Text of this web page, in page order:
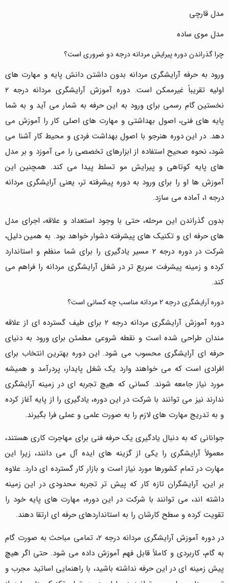
مدل قارچی
مدل موی ساده
چرا گذراندن دوره پیرایش مردانه درجه دو ضروری است؟
ورود به حرفه آرایشگری مردانه بدون داشتن دانش پایه و مهارت های
اولیه تقریباً غیرممکن است. دوره آموزش آرایشگری مردانه درجه ۲
نخستین گام رسمی برای ورود به این حرفه به شمار می آید و به شما
پایه های فنی، اصول بهداشتی و مهارت های اصلی کار را آموزش می
دهد. در این دوره هنرجو با اصول بهداشت فردی و محیط کار آشنا می
شود، نحوه صحیح استفاده از ابزارهای تخصصی را می آموزد و بر مدل
های پایه کوتاهی و پیرایش مو تسلط پیدا می کند. همچنین این
آموزش ها او را برای ورود به دوره پیشرفته تر، یعنی آرایشگری مردانه
درجه ۱، آماده می سازد.
بدون گذراندن این مرحله، حتی با وجود استعداد و علاقه، اجرای مدل
های حرفه ای و تکنیک های پیشرفته دشوار خواهد بود. به همین دلیل،
شرکت در دوره درجه ۲ مسیر یادگیری را برای شما منظم و استاندارد
کرده و زمینه پیشرفت سریع تر در شغل آرایشگری مردانه را فراهم می
کند.
دوره آرایشگری درجه 2 مردانه مناسب چه کسانی است؟
دوره آموزش آرایشگری مردانه درجه ۲ برای طیف گسترده ای از علاقه
مندان طراحی شده است و نقطه شروعی مطمئن برای ورود به دنیای
حرفه ای آرایشگری محسوب می شود. این دوره بهترین انتخاب برای
افرادی است که می خواهند وارد یک شغل پایدار، پردرآمد و همیشه
مورد نیاز جامعه شوند. کسانی که هیچ تجربه ای در زمینه آرایشگری
ندارند نیز می توانند با شرکت در این دوره، یادگیری را از پایه آغاز کرده
و به تدریج مهارت های لازم را به صورت علمی و عملی فرا بگیرند.
جوانانی که به دنبال یادگیری یک حرفه فنی برای مهاجرت کاری هستند،
معمولاً آرایشگری را یکی از گزینه های ایده آل می دانند، زیرا این
مهارت در تمام کشورها مورد نیاز است و بازار کار گسترده ای دارد. علاوه
بر این، آرایشگران تازه کار که پیش تر تجربه محدودی در این زمینه
داشته اند، می توانند با شرکت در این دوره، مهارت های پایه خود را
تقویت کرده و سطح کارشان را به استانداردهای حرفه ای ارتقا دهند.
در دوره آموزش آرایشگری مردانه درجه ۲، تمامی مباحث به صورت گام
به گام، کاربردی و کاملاً قابل فهم آموزش داده می شود. حتی اگر هیچ
پیش زمینه ای در این حرفه نداشته باشید، با راهنمایی اساتید مجرب و